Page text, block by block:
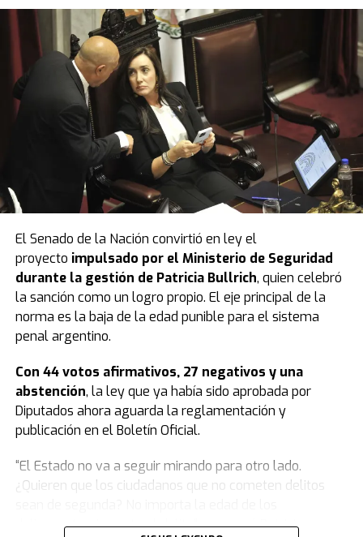
El Senado de la Nación convirtió en ley el
proyecto impulsado por el Ministerio de Seguridad
durante la gestión de Patricia Bullrich, quien celebró
la sanción como un logro propio. El eje principal de la
norma es la baja de la edad punible para el sistema
penal argentino.
Con 44 votos afirmativos, 27 negativos y una
abstención, la ley que ya había sido aprobada por
Diputados ahora aguarda la reglamentación y
publicación en el Boletín Oficial.
“El Estado no va a seguir mirando para otro lado.
¿Quieren que los ciudadanos que no cometen delitos
delincuentes, importa el delito”, comenzó Patricia